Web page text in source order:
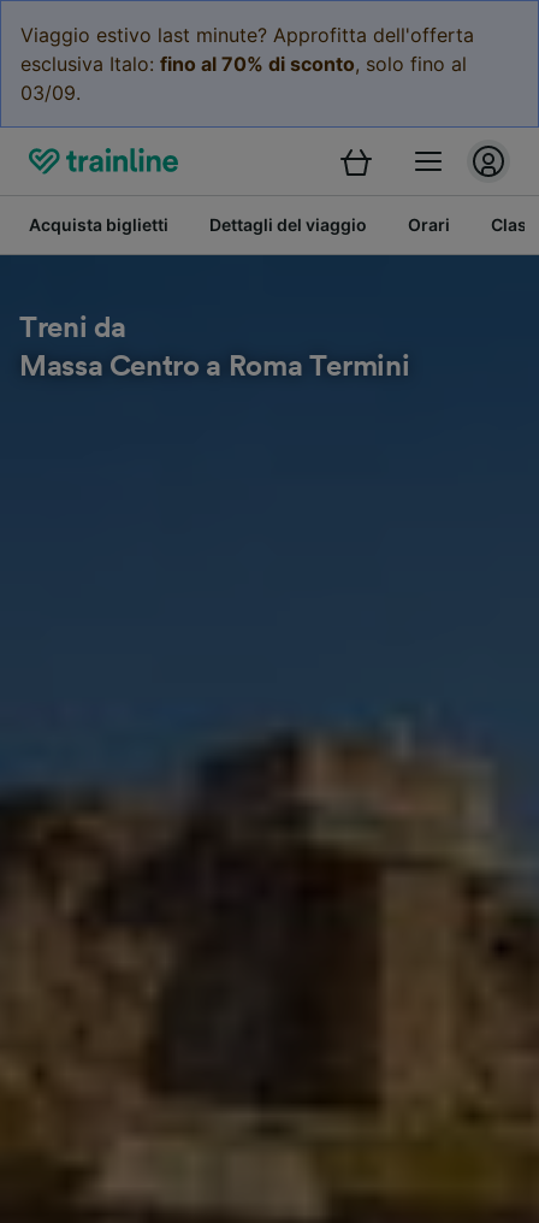
Viaggio estivo last minute? Approfitta dell'offerta
esclusiva Italo: fino al 70% di sconto, solo fino al
03/09.
Acquista biglietti Dettagli del viaggio Orari
Treni da
Massa Centro a Roma Termini